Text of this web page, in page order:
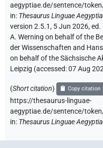
aegyptiae.de/sentence/
in: Thesaurus Linguae
version 2.5.1, 5 Jun 2026, ed.
A. Werning on behalf of the
der Wissenschaften and
on behalf of the Sächsische
Leipzig (accessed:07 Aug
(Short citation) Copy citation
https://thesaurus-linguae-
aegyptiae.de/sentence/
in: Thesaurus Linguae